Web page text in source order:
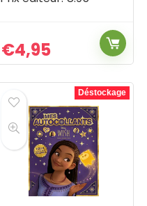
€4,95
Déstockage